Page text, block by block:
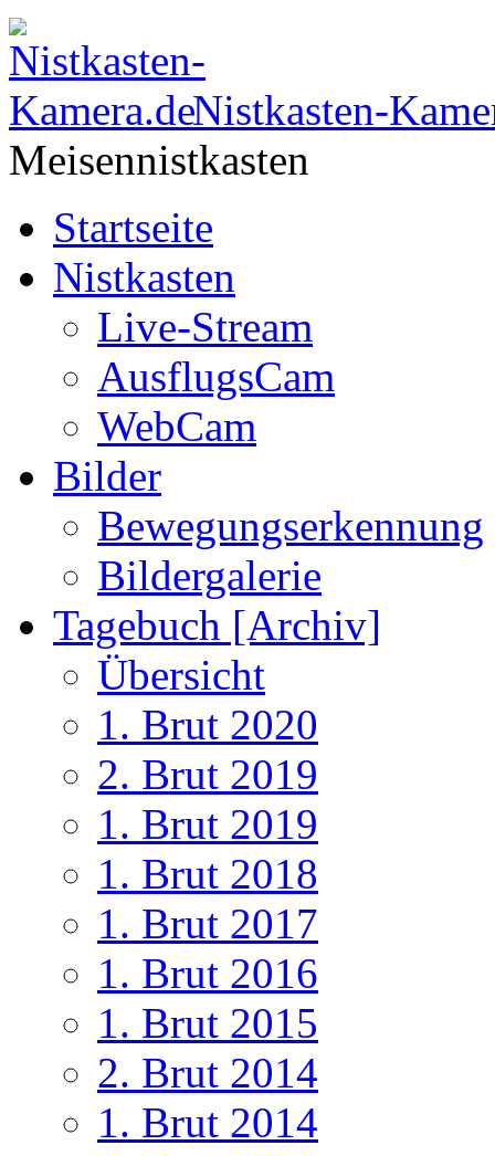
Nistkasten-
Meisennistkasten
Startseite
Nistkasten
Live-Stream
AusflugsCam
WebCam
Bilder
Bewegungserkennung
Bildergalerie
Tagebuch [Archiv]
Übersicht
1. Brut 2020
2. Brut 2019
1. Brut 2019
1. Brut 2018
1. Brut 2017
1. Brut 2016
1. Brut 2015
2. Brut 2014
1. Brut 2014